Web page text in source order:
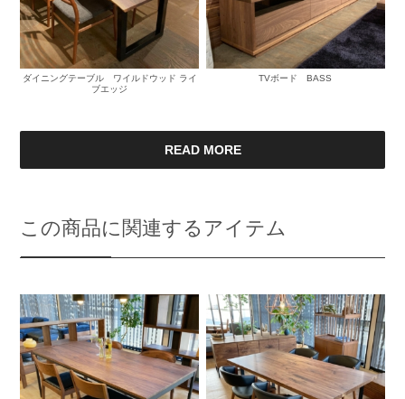
ダイニングテーブル ワイルドウッド ライ
ブエッジ
TVボード BASS
READ MORE
この商品に関連するアイテム